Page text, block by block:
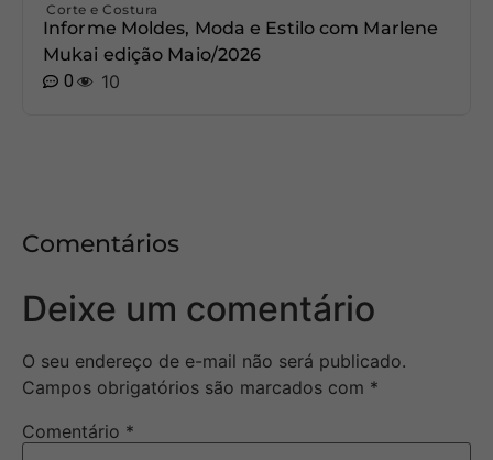
Corte e Costura
Informe Moldes, Moda e Estilo com Marlene
Mukai edição Maio/2026
0
10
Comentários
Deixe um comentário
O seu endereço de e-mail não será publicado.
Campos obrigatórios são marcados com *
Comentário *